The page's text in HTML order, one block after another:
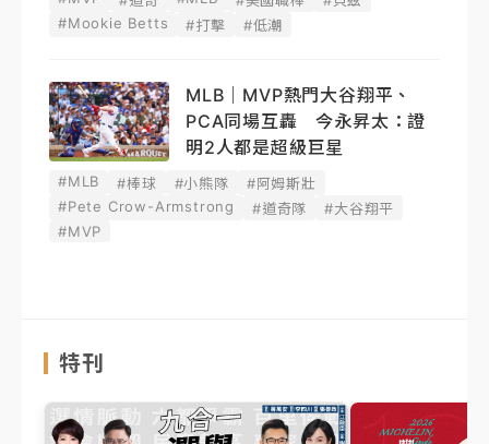
#Mookie Betts
#打擊 #低潮
MLB｜MVP熱門大谷翔平、
PCA同場互轟 今永昇太：證
明2人都是超級巨星
#MLB #棒球 #小熊隊
#阿姆斯壯
#Pete Crow-Armstrong
#道奇隊
#大谷翔平
#MVP
特刊